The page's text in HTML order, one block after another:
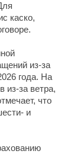
каско,
из-за
года. На
из-за ветра,
что
и